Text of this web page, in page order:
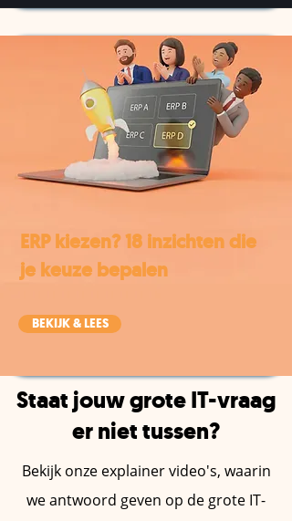
ERP kiezen? 18 inzichten die
je keuze bepalen
BEKIJK & LEES
Staat jouw grote IT-vraag
er niet tussen?
Bekijk onze explainer video's, waarin
we antwoord geven op de grote IT-